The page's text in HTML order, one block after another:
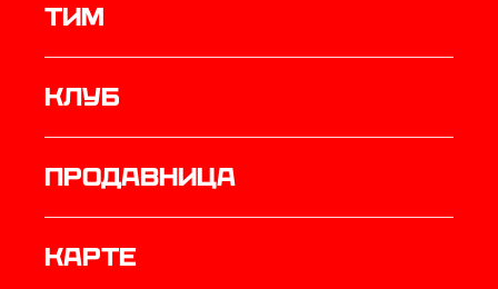
ТИМ
Клуб
продавница
Карте